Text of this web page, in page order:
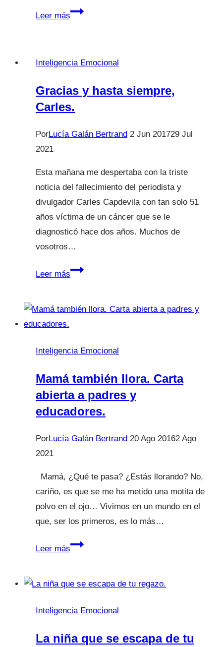
Leer más¿Cuál
Inteligencia Emocional
Gracias y hasta siempre,
Carles.
PorLucía Galán Bertrand 2 Jun 201729 Jul
2021
Esta mañana me despertaba con la triste
noticia del fallecimiento del periodista y
divulgador Carles Capdevila con tan solo 51
años víctima de un cáncer que se le
diagnosticó hace dos años. Muchos de
vosotros…
Leer másGracias
siempre,
Inteligencia Emocional
Mamá también llora. Carta
abierta a padres y
educadores.
PorLucía Galán Bertrand 20 Ago 20162 Ago
2021
Mamá, ¿Qué te pasa? ¿Estás llorando? No,
cariño, es que se me ha metido una motita de
polvo en el ojo… Vivimos en un mundo en el
que, ser los primeros, es lo más…
Leer másMamá
Carta
Inteligencia Emocional
La niña que se escapa de tu